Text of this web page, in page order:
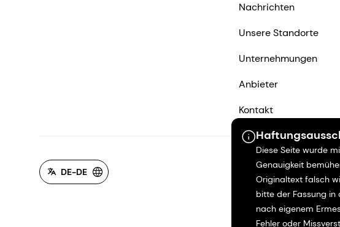
Diese Seite wurde
Genauigkeit
Originaltext falsch
bitte der Fassung in
nach eigenem
Fehler oder
Nachrichten
Unsere Standorte
Unternehmungen
Anbieter
Kontakt
DE-DE